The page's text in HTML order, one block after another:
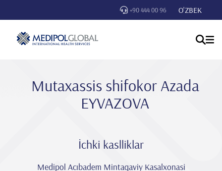
+90 444 00 96 O'ZBEK
Mutaxassis shifokor Azada
EYVAZOVA
İchki kaslliklar
Medipol Acıbadem Mintaqaviy Kasalxonasi